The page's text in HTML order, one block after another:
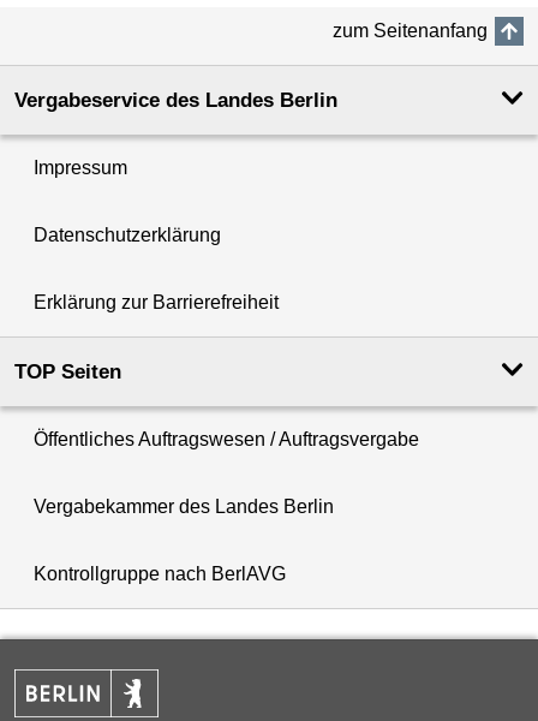
zum Seitenanfang
Vergabeservice des Landes Berlin
Impressum
Datenschutzerklärung
Erklärung zur Barrierefreiheit
TOP Seiten
Öffentliches Auftragswesen ­/ Auftragsvergabe
Vergabekammer des Landes Berlin
Kontrollgruppe nach BerlAVG